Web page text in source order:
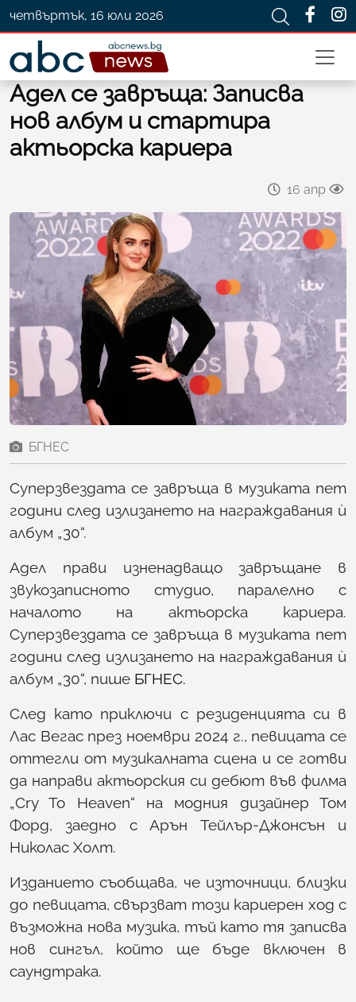
четвъртък, 16 юли 2026
Адел се завръща: Записва
нов албум и стартира
актьорска кариера
16 апр
БГНЕС
Суперзвездата се завръща в музиката пет
години след излизането на награждавания ѝ
албум „30“.
Адел прави изненадващо завръщане в
звукозаписното студио, паралелно с
началото на актьорска кариера.
Суперзвездата се завръща в музиката пет
години след излизането на награждавания ѝ
албум „30“, пише БГНЕС.
След като приключи с резиденцията си в
Лас Вегас през ноември 2024 г., певицата се
оттегли от музикалната сцена и се готви
да направи актьорския си дебют във филма
„Cry To Heaven“ на модния дизайнер Том
Форд, заедно с Арън Тейлър-Джонсън и
Николас Холт.
Изданието съобщава, че източници, близки
до певицата, свързват този кариерен ход с
възможна нова музика, тъй като тя записва
нов сингъл, който ще бъде включен в
саундтрака.